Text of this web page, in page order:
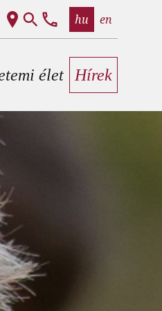
hu en
élet Hírek